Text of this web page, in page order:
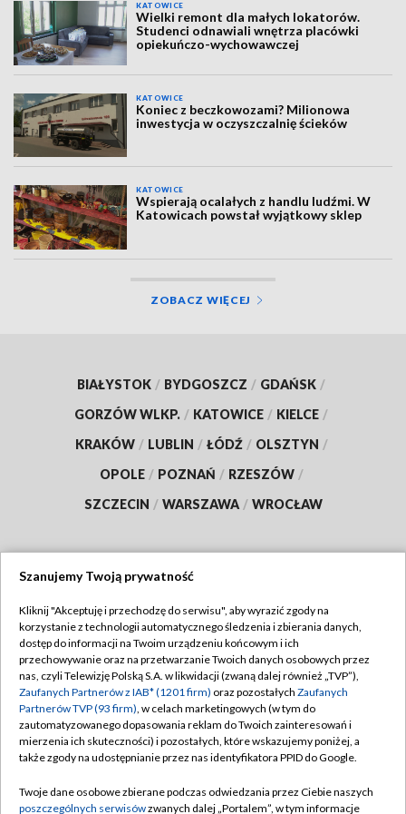
KATOWICE
Wielki remont dla małych lokatorów.
Studenci odnawiali wnętrza placówki
opiekuńczo-wychowawczej
KATOWICE
Koniec z beczkowozami? Milionowa
inwestycja w oczyszczalnię ścieków
KATOWICE
Wspierają ocalałych z handlu ludźmi. W
Katowicach powstał wyjątkowy sklep
ZOBACZ WIĘCEJ
BIAŁYSTOK / BYDGOSZCZ / GDAŃSK /
GORZÓW WLKP. / KATOWICE / KIELCE /
KRAKÓW / LUBLIN / ŁÓDŹ / OLSZTYN /
OPOLE / POZNAŃ / RZESZÓW /
SZCZECIN / WARSZAWA / WROCŁAW
TVP
Abonament TVP
Emisja w TVP
Centrum informacji TVP
Naziemna Telewizja Cyfrowa
Rada Programowa
Regulamin TVP
Polityka prywatności
Moje zgody
Pomoc
Kontakt
Szanujemy Twoją prywatność
Kliknij "Akceptuję i przechodzę do serwisu", aby wyrazić zgody na
korzystanie z technologii automatycznego śledzenia i zbierania danych,
dostęp do informacji na Twoim urządzeniu końcowym i ich
przechowywanie oraz na przetwarzanie Twoich danych osobowych przez
nas, czyli Telewizję Polską S.A. w likwidacji (zwaną dalej również „TVP”),
Zaufanych Partnerów z IAB* (1201 firm) oraz pozostałych Zaufanych
Partnerów TVP (93 firm), w celach marketingowych (w tym do
zautomatyzowanego dopasowania reklam do Twoich zainteresowań i
mierzenia ich skuteczności) i pozostałych, które wskazujemy poniżej, a
także zgody na udostępnianie przez nas identyfikatora PPID do Google.
Twoje dane osobowe zbierane podczas odwiedzania przez Ciebie naszych
poszczególnych serwisówzwanych dalej „Portalem”, w tym informacje